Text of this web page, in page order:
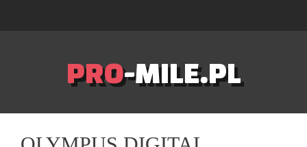
PRO-MILE.PL